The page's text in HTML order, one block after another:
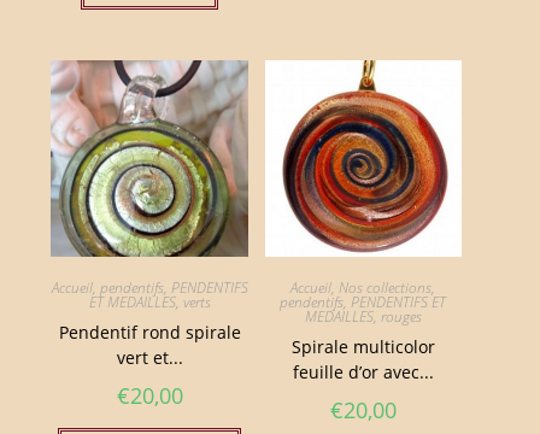
Accueil, pendentifs, PENDENTIFS
ET MEDAILLES, verts
Pendentif rond spirale
vert et...
€20,00
Accueil,Nos collections,
pendentifs,PENDENTIFS ET
MEDAILLES, rouges
Spirale multicolor
feuille d’or avec...
€20,00